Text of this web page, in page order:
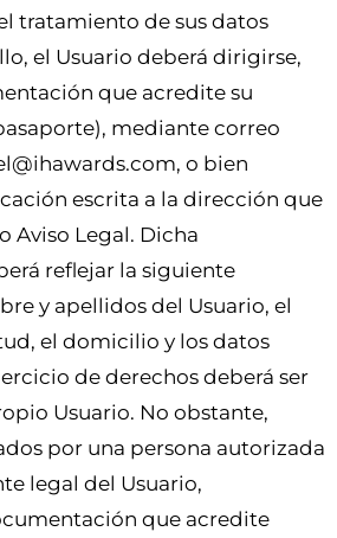
tratamiento de sus datos
el Usuario deberá dirigirse,
que acredite su
mediante correo
o bien
escrita a la dirección que
Aviso Legal. Dicha
reflejar la siguiente
y apellidos del Usuario, el
el domicilio y los datos
de derechos deberá ser
Usuario. No obstante,
por una persona autorizada
legal del Usuario,
que acredite